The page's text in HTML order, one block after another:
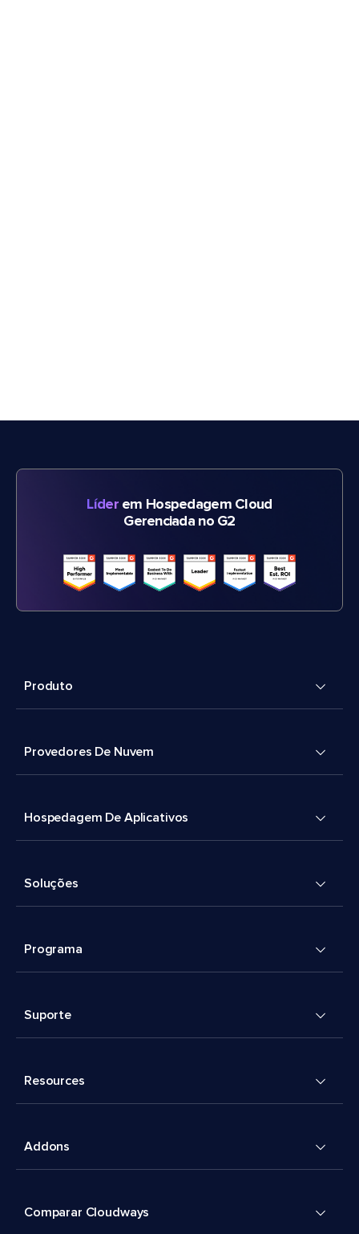
Líderem Hospedagem Cloud
Gerenciada no G2
Produto
Provedores De Nuvem
Hospedagem De Aplicativos
Soluções
Programa
Suporte
Resources
Addons
Comparar Cloudways